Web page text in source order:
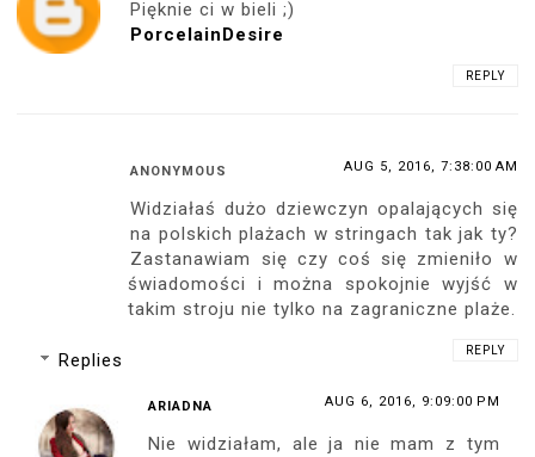
Pięknie ci w bieli ;)
PorcelainDesire
REPLY
ANONYMOUS AUG 5, 2016, 7:38:00 AM
Widziałaś dużo dziewczyn opalających się
na polskich plażach w stringach tak jak ty?
Zastanawiam się czy coś się zmieniło w
świadomości i można spokojnie wyjść w
takim stroju nie tylko na zagraniczne plaże.
REPLY
Replies
ARIADNA AUG 6, 2016, 9:09:00 PM
Nie widziałam, ale ja nie mam z tym